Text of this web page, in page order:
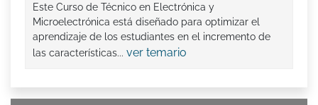
Este Curso de Técnico en Electrónica y
Microelectrónica está diseñado para optimizar el
aprendizaje de los estudiantes en el incremento de
las características... ver temario